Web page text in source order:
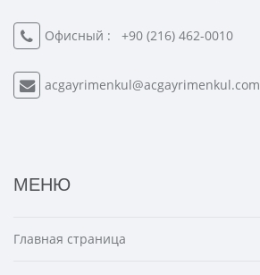
Офисный : +90 (216) 462-0010
acgayrimenkul@acgayrimenkul.com
МЕНЮ
Главная страница